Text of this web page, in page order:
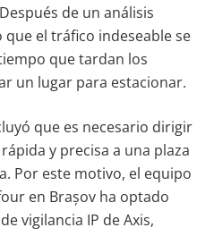
de un análisis
el tráfico indeseable se
que tardan los
un lugar para estacionar.
que es necesario dirigir
y precisa a una plaza
Por este motivo, el equipo
en Brașov ha optado
vigilancia IP de Axis,